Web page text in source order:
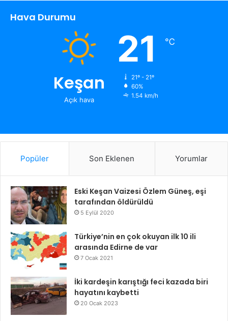
Hava Durumu
Keşan
Açık hava
21 ℃
21º - 21º
60%
1.54 km/h
Popüler Son Eklenen Yorumlar
Eski Keşan Vaizesi Özlem Güneş, eşi
tarafından öldürüldü
5 Eylül 2020
Türkiye’nin en çok okuyan ilk 10 ili
arasında Edirne de var
7 Ocak 2021
İki kardeşin karıştığı feci kazada biri
hayatını kaybetti
20 Ocak 2023